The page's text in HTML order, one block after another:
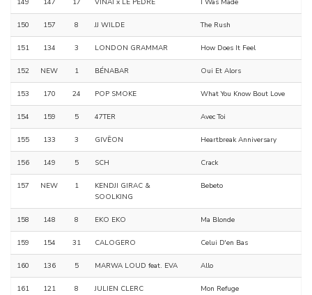
149 147 17 VINAI x LE PEDRE I Was Made
150 157 8 JJ WILDE The Rush
151 134 3 LONDON GRAMMAR How Does It Feel
152 NEW 1 BÉNABAR Oui Et Alors
153 170 24 POP SMOKE What You Know Bout Love
154 159 5 47TER Avec Toi
155 133 3 GIVĒON Heartbreak Anniversary
156 149 5 SCH Crack
157 NEW 1
KENDJI GIRAC &
SOOLKING
Bebeto
158 148 8 EKO EKO Ma Blonde
159 154 31 CALOGERO Celui D'en Bas
160 136 5 MARWA LOUD feat. EVA Allo
161 121 8 JULIEN CLERC Mon Refuge